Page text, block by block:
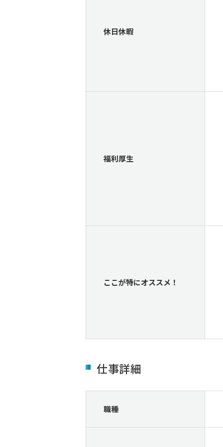
休日休暇
福利厚生
ここが特にオススメ！
仕事詳細
職種